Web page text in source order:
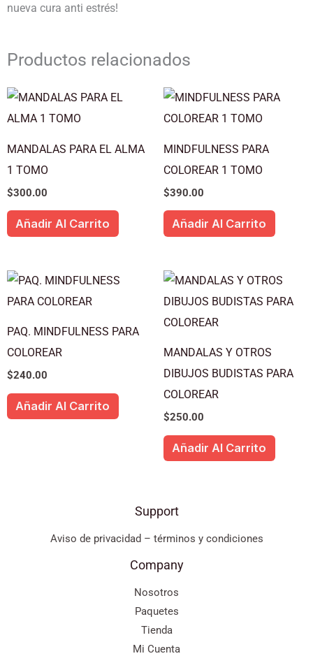
nueva cura anti estrés!
Productos relacionados
MANDALAS PARA EL ALMA
1 TOMO
$300.00
Añadir Al Carrito
MINDFULNESS PARA
COLOREAR 1 TOMO
$390.00
Añadir Al Carrito
PAQ. MINDFULNESS PARA
COLOREAR
$240.00
Añadir Al Carrito
MANDALAS Y OTROS
DIBUJOS BUDISTAS PARA
COLOREAR
$250.00
Añadir Al Carrito
Support
Aviso de privacidad – términos y condiciones
Company
Nosotros
Paquetes
Tienda
Mi Cuenta